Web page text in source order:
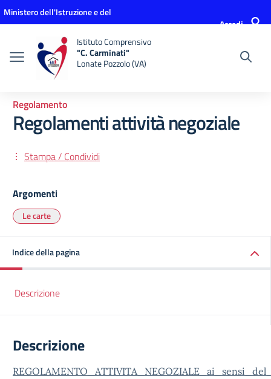
Vai ai contenuti
Vai al menu di navigazione
Vai al footer
Ministero dell'Istruzione e del
Accedi
Istituto Comprensivo
"C. Carminati"
Lonate Pozzolo (VA)
Regolamento
Regolamenti attività negoziale
Stampa / Condividi
Argomenti
Le carte
Indice della pagina
Descrizione
Descrizione